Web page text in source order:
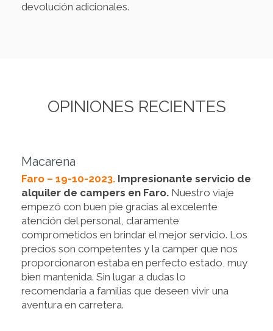
devolución adicionales.
OPINIONES RECIENTES
Macarena
Faro – 19-10-2023. Impresionante servicio de
alquiler de campers en Faro. Nuestro viaje
empezó con buen pie gracias al excelente
atención del personal, claramente
comprometidos en brindar el mejor servicio. Los
precios son competentes y la camper que nos
proporcionaron estaba en perfecto estado, muy
bien mantenida. Sin lugar a dudas lo
recomendaría a familias que deseen vivir una
aventura en carretera.